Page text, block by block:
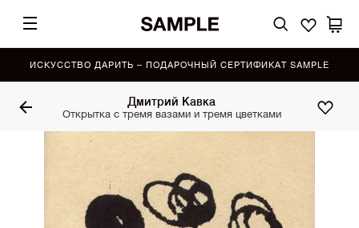
ИСКУССТВО ДАРИТЬ – ПОДАРОЧНЫЙ СЕРТИФИКАТ SAMPLE
Дмитрий Кавка
Открытка с тремя вазами и тремя цветками